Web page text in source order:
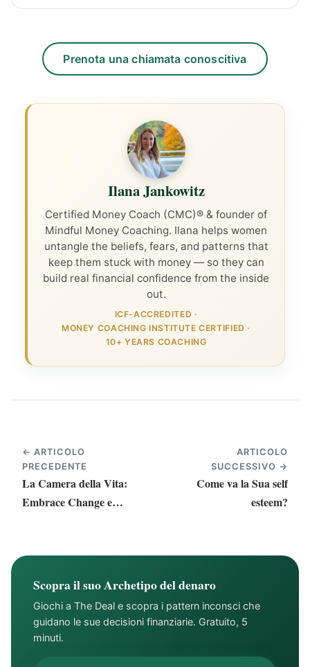
Prenota una chiamata conoscitiva
Ilana Jankowitz
Certified Money Coach (CMC)® & founder of
Mindful Money Coaching. Ilana helps women
untangle the beliefs, fears, and patterns that
keep them stuck with money — so they can
build real financial confidence from the inside
out.
ICF-ACCREDITED ·
MONEY COACHING INSTITUTE CERTIFIED ·
10+ YEARS COACHING
← ARTICOLO
PRECEDENTE
La Camera della Vita:
Embrace Change e
ARTICOLO
SUCCESSIVO →
Come va la Sua self
esteem?
Scopra il suo Archetipo del denaro
Giochi a The Deal e scopra i pattern inconsci che
guidano le sue decisioni finanziarie. Gratuito, 5
minuti.